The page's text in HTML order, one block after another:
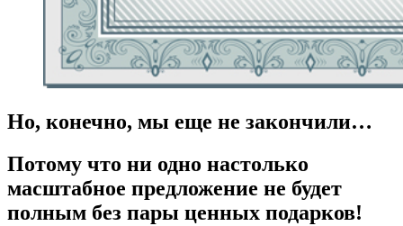
Но, конечно, мы еще не закончили…
Потому что ни одно настолько
масштабное предложение не будет
полным без пары ценных подарков!